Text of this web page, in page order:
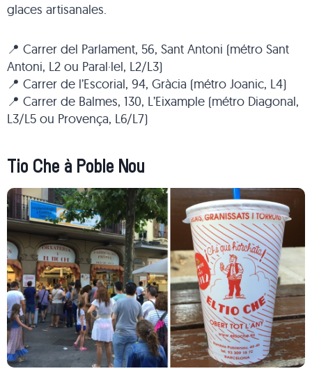
glaces artisanales.
📍 Carrer del Parlament, 56, Sant Antoni (métro Sant
Antoni, L2 ou Paral·lel, L2/L3)
📍 Carrer de l’Escorial, 94, Gràcia (métro Joanic, L4)
📍 Carrer de Balmes, 130, L’Eixample (métro Diagonal,
L3/L5 ou Provença, L6/L7)
Tio Che à Poble Nou